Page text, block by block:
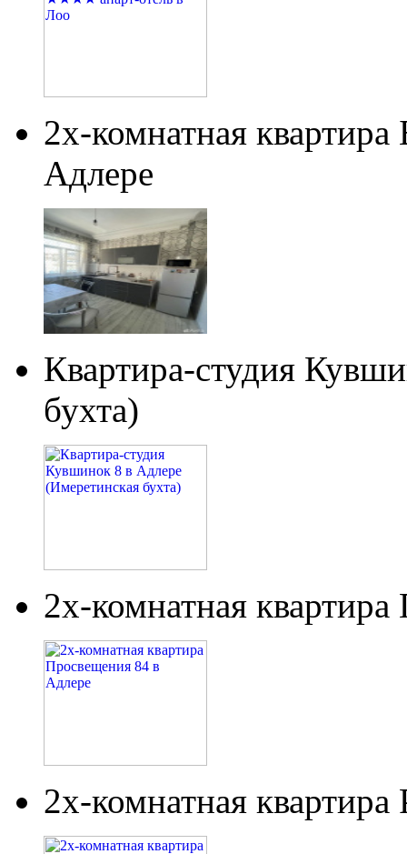
2х-комнатная
Адлере
Квартира-студия
бухта)
2х-комнатная
2х-комнатная